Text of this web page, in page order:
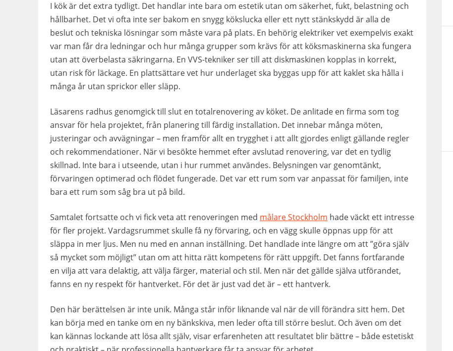
I kök är det extra tydligt. Det handlar inte bara om estetik utan om säkerhet, fukt, belastning och
hållbarhet. Det vi ofta inte ser bakom en snygg kökslucka eller ett nytt stänkskydd är alla de
beslut och tekniska lösningar som måste vara på plats. En behörig elektriker vet exempelvis exakt
var man får dra ledningar och hur många grupper som krävs för att köksmaskinerna ska fungera
utan att överbelasta säkringarna. En VVS-tekniker ser till att diskmaskinen kopplas in korrekt,
utan risk för läckage. En plattsättare vet hur underlaget ska byggas upp för att kaklet ska hålla i
många år utan sprickor eller släpp.
Läsarens radhus genomgick till slut en totalrenovering av köket. De anlitade en firma som tog
ansvar för hela projektet, från planering till färdig installation. Det innebar många möten,
justeringar och avvägningar – men framför allt en trygghet i att allt gjordes enligt gällande regler
och rekommendationer. När vi besökte hemmet efter avslutad renovering, var det en tydlig
skillnad. Inte bara i utseende, utan i hur rummet användes. Belysningen var genomtänkt,
förvaringen optimerad och flödet fungerade. Det var ett rum som var anpassat för familjen, inte
bara ett rum som såg bra ut på bild.
Samtalet fortsatte och vi fick veta att renoveringen med målare Stockholm hade väckt ett intresse
för fler projekt. Vardagsrummet skulle få ny förvaring, och en vägg skulle öppnas upp för att
släppa in mer ljus. Men nu med en annan inställning. Det handlade inte längre om att ”göra själv
så mycket som möjligt” utan om att hitta rätt kompetens för rätt uppgift. Det fanns fortfarande
en vilja att vara delaktig, att välja färger, material och stil. Men när det gällde själva utförandet,
fanns en ny respekt för hantverket. För det är just vad det är – ett hantverk.
Den här berättelsen är inte unik. Många står inför liknande val när de vill förändra sitt hem. Det
kan börja med en tanke om en ny bänkskiva, men leder ofta till större beslut. Och även om det
kan kännas lockande att lösa allt själv, visar erfarenheten att resultatet blir bättre – både estetiskt